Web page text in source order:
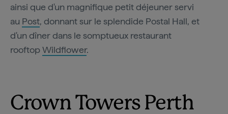
ainsi que d'un magnifique petit déjeuner servi
au Post, donnant sur le splendide Postal Hall, et
d'un dîner dans le somptueux restaurant
rooftopWildflower.
Crown Towers Perth